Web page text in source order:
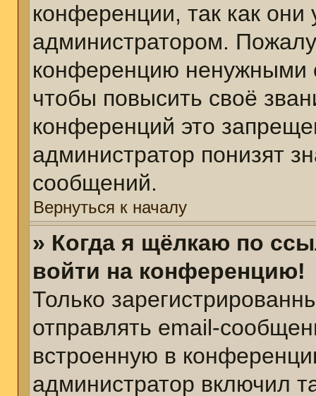
конференции, так как они
администратором.
конференцию ненужными
чтобы повысить своё
конференций это
администратор понизят
сообщений.
Вернуться к началу
» Когда я щёлкаю по
войти на конференцию!
Только
отправлять email-
встроенную в
администратор включил